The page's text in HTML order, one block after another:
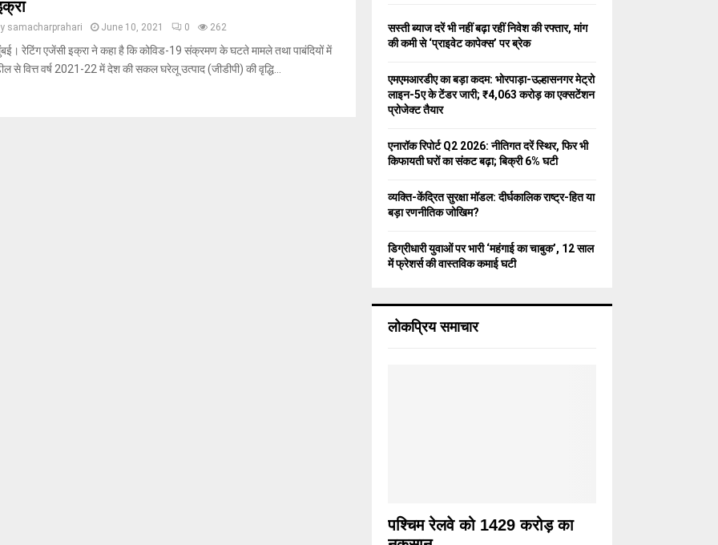
samacharprahari June 10, 2021 0 262
रेटिंग एजेंसी इक्रा ने कहा है कि कोविड-19 संक्रमण के घटते मामले तथा पाबंदियों में
से वित्त वर्ष 2021-22 में देश की सकल घरेलू उत्पाद (जीडीपी) की वृद्धि...
o
r
C
सस्ती ब्याज दरें भी नहीं बढ़ा रहीं निवेश की रफ्तार, मांग
की कमी से ‘प्राइवेट कापेक्स’ पर ब्रेक
एमएमआरडीए का बड़ा कदम: भोरपाड़ा-उल्हासनगर मेट्रो
लाइन-5ए के टेंडर जारी; ₹4,063 करोड़ का एक्सटेंशन
प्रोजेक्ट तैयार
एनारॉक रिपोर्ट Q2 2026: नीतिगत दरें स्थिर, फिर भी
किफायती घरों का संकट बढ़ा; बिक्री 6% घटी
व्यक्ति-केंद्रित सुरक्षा मॉडल: दीर्घकालिक राष्ट्र-हित या
बड़ा रणनीतिक जोखिम?
डिग्रीधारी युवाओं पर भारी ‘महंगाई का चाबुक’, 12 साल
में फ्रेशर्स की वास्तविक कमाई घटी
लोकप्रिय समाचार
पश्चिम रेलवे को 1429 करोड़ का